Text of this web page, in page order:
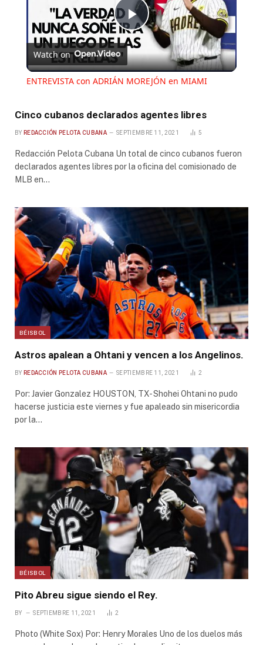
Play
Video
Watch on
ENTREVISTA con ADRIÁN MOREJÓN en MIAMI
Cinco cubanos declarados agentes libres
BY REDACCIÓN PELOTA CUBANA SEPTIEMBRE 11, 2021 5
Redacción Pelota Cubana Un total de cinco cubanos fueron
declarados agentes libres por la oficina del comisionado de
MLB en…
BÉISBOL
Astros apalean a Ohtani y vencen a los Angelinos.
BY REDACCIÓN PELOTA CUBANA SEPTIEMBRE 11, 2021 2
Por: Javier Gonzalez HOUSTON, TX- Shohei Ohtani no pudo
hacerse justicia este viernes y fue apaleado sin misericordia
por la…
BÉISBOL
Pito Abreu sigue siendo el Rey.
BY SEPTIEMBRE 11, 2021 2
Photo (White Sox) Por: Henry Morales Uno de los duelos más